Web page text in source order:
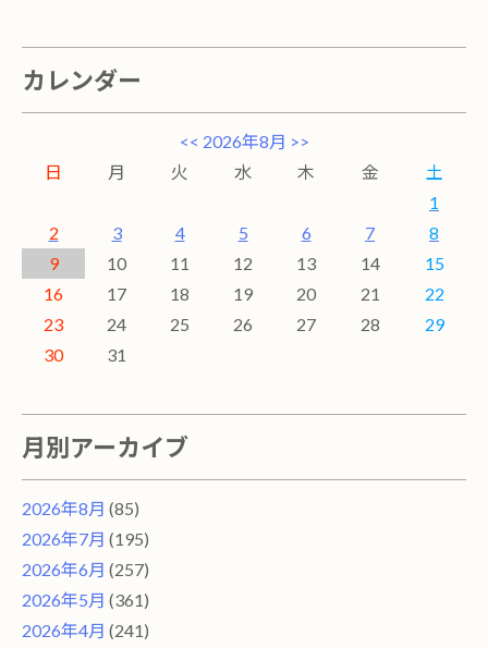
カレンダー
<< 2026年8月 >>
日
月 火 水 木 金
土
1
2
3 4 5 6 7
8
9
10 11 12 13 14
15
16
17 18 19 20 21
22
23
24 25 26 27 28
29
30
31
月別アーカイブ
2026年8月 (85)
2026年7月 (195)
2026年6月 (257)
2026年5月 (361)
2026年4月 (241)